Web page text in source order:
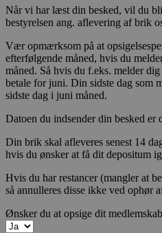
Når vi har læst din besked, vil du
bestyrelsen ang. aflevering af brik
Vær opmærksom på at
efterfølgende måned, hvis du
måned. Så hvis du f.eks. melder
betale for juni. Din sidste dag som
sidste dag i juni måned.
Datoen du indsender din besked er
Din brik skal afleveres senest 14
hvis du ønsker at få dit depositum
Hvis du har restancer (mangler at
så annulleres disse ikke ved ophør
Ønsker du at opsige dit